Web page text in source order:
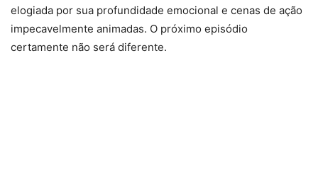
elogiada por sua profundidade emocional e cenas de ação
impecavelmente animadas. O próximo episódio
certamente não será diferente.